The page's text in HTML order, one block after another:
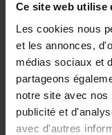
Ce site web utilise
Les cookies nous
et les annonces,
médias sociaux et
partageons
notre site avec
publicité et
avec d'autres